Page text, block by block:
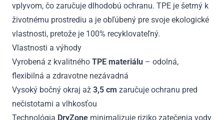
vplyvom, čo zaručuje dlhodobú ochranu. TPE je šetrný k
životnému prostrediu a je obľúbený pre svoje ekologické
vlastnosti, pretože je 100% recyklovateľný.
Vlastnosti a výhody
Vyrobená z kvalitného TPE materiálu – odolná,
flexibilná a zdravotne nezávadná
Vysoký bočný okraj až 3,5 cm zaručuje ochranu pred
nečistotami a vlhkosťou
Technológia DryZone minimalizuje riziko zatečenia vody